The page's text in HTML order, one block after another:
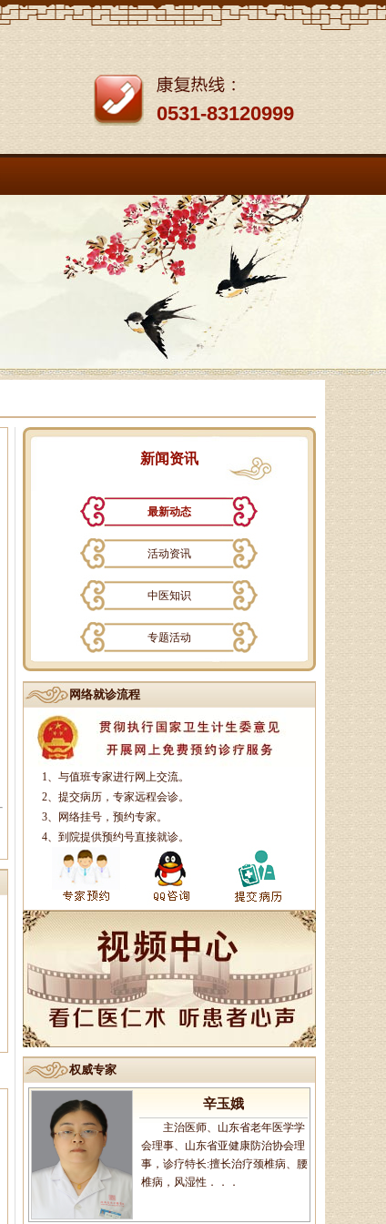
0531-83120999
新闻资讯
最新动态
活动资讯
中医知识
专题活动
网络就诊流程
1、与值班专家进行网上交流。
2、提交病历，专家远程会诊。
3、网络挂号，预约专家。
4、到院提供预约号直接就诊。
权威专家
孙海岗
济南杏林中医医院院长、副主
任中医师、蔺氏三通正骨术非遗传
承人、山东神州中医药研究所所
长、山东省老年医．．．
徐乐芳
医学会风湿骨病专业委员会委员、
山东中医药学会．．．
副主任中医师、济南市名中医
专家，擅长治疗颈肩腰腿痛：疼痛
麻木型颈椎病、眩晕型颈椎病、四
肢沉重型颈椎病．．．
李莹莹
主治医生、御医传人、健康管
理师，主治病种：1、微循环调
理：包括疲倦乏力、无食欲、消化
辛玉娥
主治医师、山东省老年医学学
会理事、山东省亚健康防治协会理
事，诊疗特长:擅长治疗颈椎病、腰
椎病，风湿性．．．